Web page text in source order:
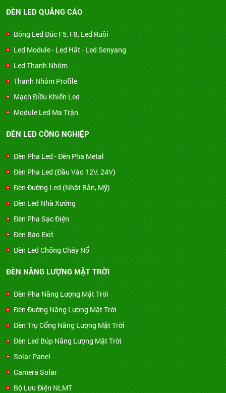
ĐÈN LED QUẢNG CÁO
Bóng Led Đúc F5, F8, Led Ruồi
Led Module - Led Hắt - Led Senyang
Led Thanh Nhôm
Thanh Nhôm Profile
Mạch Điều Khiển Led
Module Led Ma Trận
ĐÈN LED CÔNG NGHIỆP
Đèn Pha Led - Đèn Pha Metal
Đèn Pha Led (Đầu Vào 12V, 24V)
Đèn Đường Led (Nhật Bản, Mỹ)
Đèn Led Nhà Xưởng
Đèn Pha Sạc Điện
Đèn Báo Exit
Đèn Led Chống Cháy Nổ
ĐÈN NĂNG LƯỢNG MẶT TRỜI
Đèn Pha Năng Lượng Mặt Trời
Đèn Đường Năng Lượng Mặt Trời
Đèn Trụ Cổng Năng Lượng Mặt Trời
Đèn Led Búp Năng Lượng Mặt Trời
Solar Panel
Camera Solar
Bộ Lưu Điện NLMT